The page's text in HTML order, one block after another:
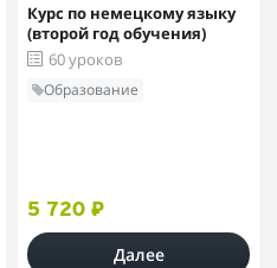
Курс по немецкому языку
(второй год обучения)
60 уроков
Образование
5 720 ₽
Далее